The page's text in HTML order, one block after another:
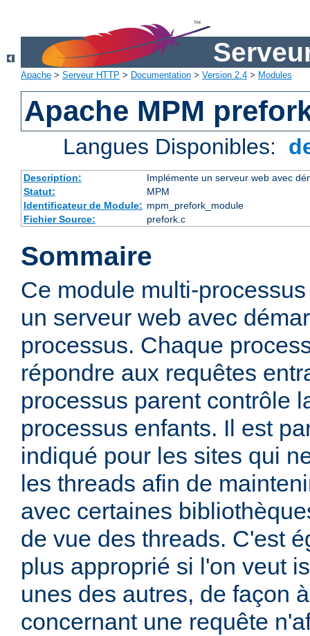
Apache > Serveur HTTP > Documentation > Version 2.4 > Modules
Apache MPM
Langues Disponibles:
Description:
Implémente un serveur web avec
Statut:
MPM
Identificateur de Module: mpm_prefork_module
Fichier Source:
prefork.c
Sommaire
Ce module multi-
un serveur web avec
processus. Chaque
répondre aux requêtes
processus parent contrôle
processus enfants. Il est
indiqué pour les sites qui
les threads afin de
avec certaines
de vue des threads. C'est
plus approprié si l'on veut
unes des autres, de façon
concernant une requête